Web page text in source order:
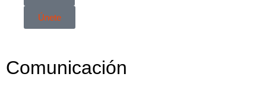
Únete
Comunicación